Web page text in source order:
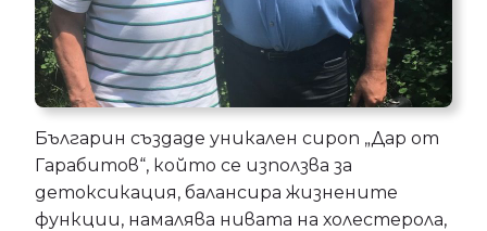
Българин създаде уникален сироп „Дар от
Гарабитов“, който се използва за
детоксикация, балансира жизнените
функции, намалява нивата на холестерола,